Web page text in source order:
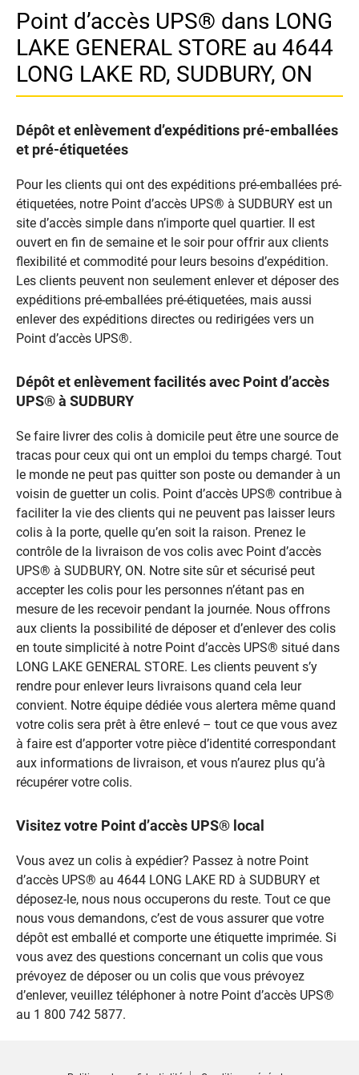
Point d’accès UPS® dans LONG
LAKE GENERAL STORE au 4644
LONG LAKE RD, SUDBURY, ON
Dépôt et enlèvement d’expéditions pré-emballées
et pré-étiquetées
Pour les clients qui ont des expéditions pré-emballées pré-
étiquetées, notre Point d’accès UPS® à SUDBURY est un
site d’accès simple dans n’importe quel quartier. Il est
ouvert en fin de semaine et le soir pour offrir aux clients
flexibilité et commodité pour leurs besoins d’expédition.
Les clients peuvent non seulement enlever et déposer des
expéditions pré-emballées pré-étiquetées, mais aussi
enlever des expéditions directes ou redirigées vers un
Point d’accès UPS®.
Dépôt et enlèvement facilités avec Point d’accès
UPS® à SUDBURY
Se faire livrer des colis à domicile peut être une source de
tracas pour ceux qui ont un emploi du temps chargé. Tout
le monde ne peut pas quitter son poste ou demander à un
voisin de guetter un colis. Point d’accès UPS® contribue à
faciliter la vie des clients qui ne peuvent pas laisser leurs
colis à la porte, quelle qu’en soit la raison. Prenez le
contrôle de la livraison de vos colis avec Point d’accès
UPS® à SUDBURY, ON. Notre site sûr et sécurisé peut
accepter les colis pour les personnes n’étant pas en
mesure de les recevoir pendant la journée. Nous offrons
aux clients la possibilité de déposer et d’enlever des colis
en toute simplicité à notre Point d’accès UPS® situé dans
LONG LAKE GENERAL STORE. Les clients peuvent s’y
rendre pour enlever leurs livraisons quand cela leur
convient. Notre équipe dédiée vous alertera même quand
votre colis sera prêt à être enlevé – tout ce que vous avez
à faire est d’apporter votre pièce d’identité correspondant
aux informations de livraison, et vous n’aurez plus qu’à
récupérer votre colis.
Visitez votre Point d’accès UPS® local
Vous avez un colis à expédier? Passez à notre Point
d’accès UPS® au 4644 LONG LAKE RD à SUDBURY et
déposez-le, nous nous occuperons du reste. Tout ce que
nous vous demandons, c’est de vous assurer que votre
dépôt est emballé et comporte une étiquette imprimée. Si
vous avez des questions concernant un colis que vous
prévoyez de déposer ou un colis que vous prévoyez
d’enlever, veuillez téléphoner à notre Point d’accès UPS®
au 1 800 742 5877.